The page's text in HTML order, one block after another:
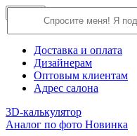
О компании
Доставка и оплата
Дизайнерам
Оптовым клиентам
Адрес салона
3D-калькулятор
Аналог по фото Новинка